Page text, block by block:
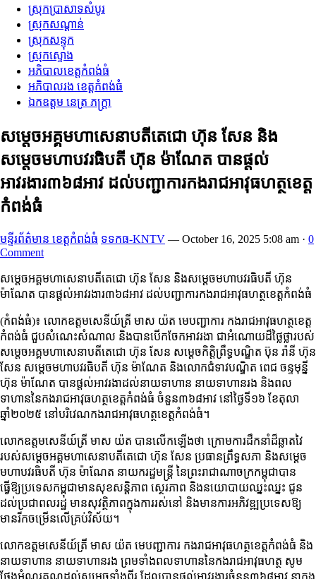
ស្រុកប្រាសាទសំបូរ
ស្រុកសណ្តាន់
ស្រុកសន្ទុក
ស្រុកស្ទោង
អភិបាលខេត្តកំពង់ធំ
អភិបាលរង ខេត្តកំពង់ធំ
ឯកឧត្តម នេត្រ ភក្ត្រា
សម្ដេចអគ្គមហាសេនាបតីតេជោ ហ៊ុន សែន និង
សម្ដេចមហាបវរធិបតី ហ៊ុន ម៉ាណែត បានផ្ដល់
អាវរងារ៣៦៨អាវ ដល់បញ្ជាការកងរាជអាវុធហត្ថខេត្ត
កំពង់ធំ
មន្ទីរព័ត៌មាន ខេត្តកំពង់ធំ ទទកធ-KNTV — October 16, 2025 5:08 am · 0
Comment
សម្ដេចអគ្គមហាសេនាបតីតេជោ ហ៊ុន សែន និងសម្ដេចមហាបវរធិបតី ហ៊ុន
ម៉ាណែត បានផ្ដល់អាវរងារ៣៦៨អាវ ដល់បញ្ជាការកងរាជអាវុធហត្ថខេត្តកំពង់ធំ
(កំពង់ធំ)៖ លោកឧត្តមសេនីយ៍ត្រី មាស យ៉ត មេបញ្ជាការ កងរាជអាវុធហត្ថខេត្ត
កំពង់ធំ ជួបសំណេះសំណាល និងបានបើកចែកអាវរងា ជាអំណោយដ៏ថ្លៃថ្លារបស់
សម្តេចអគ្គមហាសេនាបតីតេជោ ហ៊ុន សែន សម្ដេចកិត្តិព្រឹទ្ធបណ្ឌិត ប៊ុន រ៉ានី ហ៊ុន
សែន សម្ដេចមហាបវរធិបតី ហ៊ុន ម៉ាណែត និងលោកជំទាវបណ្ឌិត ពេជ ចន្ទមុន្នី
ហ៊ុន ម៉ាណែត បានផ្តល់អាវរងាដល់នាយទាហាន នាយទាហានរង និងពល
ទាហាននៃកងរាជអាវុធហត្ថខេត្តកំពង់ធំ ចំនួន៣៦៨អាវ នៅថ្ងៃទី១៦ ខែតុលា
ឆ្នាំ២០២៥ នៅបរិវេណកងរាជអាវុធហត្ថខេត្តកំពង់ធំ។
លោកឧត្តមសេនីយ៍ត្រី មាស យ៉ត បានលើកឡើងថា ក្រោមការដឹកនាំដ៏ឆ្លាតវៃ
របស់សម្ដេចអគ្គមហាសេនាបតីតេជោ ហ៊ុន សែន ប្រធានព្រឹទ្ធសភា និងសម្ដេច
មហាបវរធិបតី ហ៊ុន ម៉ាណែត នាយករដ្ឋមន្ត្រី នៃព្រះរាជាណាចក្រកម្ពុជាបាន
ធ្វើឱ្យប្រទេសកម្ពុជាមានសុខសន្តិភាព ស្ថេរភាព និងនយោបាយឈ្នះឈ្នះ ជូន
ដល់ប្រជាពលរដ្ឋ មានសុវត្ថិភាពក្នុងការរស់នៅ និងមានការអភិវឌ្ឍប្រទេសឱ្យ
មានរីកចម្រើនលើគ្រប់វិស័យ។
លោកឧត្តមសេនីយ៍ត្រី មាស យ៉ត មេបញ្ជាការ កងរាជអាវុធហត្ថខេត្តកំពង់ធំ និង
នាយទាហាន នាយទាហានរង ព្រមទាំងពលទាហាននៃកងរាជអាវុធហត្ថ សូម
ថ្លែងអំណរគុណដល់សម្ដេចទាំងពីរ ដែលបានផ្ដល់អាវរងារចំនួន៣៦៨អាវ នាក្នុង